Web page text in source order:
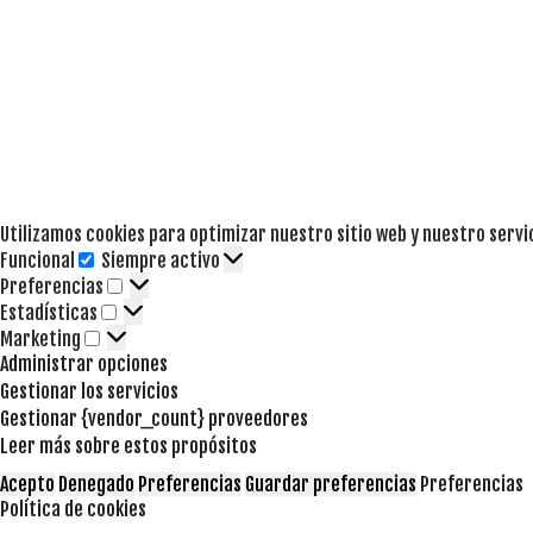
Utilizamos cookies para optimizar nuestro sitio web y nuestro
Funcional
Funcional
Siempre activo
Preferencias
Preferencias
Estadísticas Estadísticas
Marketing Marketing
Administrar opciones
Gestionar los servicios
Gestionar {vendor_count} proveedores
Leer más sobre estos propósitos
Acepto Denegado Preferencias Guardar preferencias Preferencias
Política de cookies